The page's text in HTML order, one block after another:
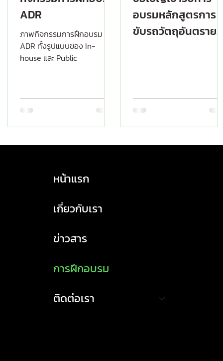
ADR
ภาพกิจกรรมการฝึกอบรม
ADR ทั้งรูปแบบของ In-
house และ Public
อบรมหลักสูตรการ
ขับรถวัตถุอันตราย
หน้าแรก
เกี่ยวกับเรา
ข่าวสาร
การฝึกอบรม
ติดต่อเรา